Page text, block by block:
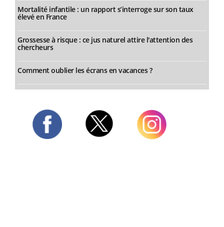
Mortalité infantile : un rapport s’interroge sur son taux
élevé en France
Grossesse à risque : ce jus naturel attire l'attention des
chercheurs
Comment oublier les écrans en vacances ?